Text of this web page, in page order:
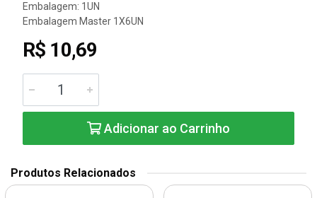
Embalagem: 1UN
Embalagem Master 1X6UN
R$ 10,69
Adicionar ao Carrinho
Produtos Relacionados